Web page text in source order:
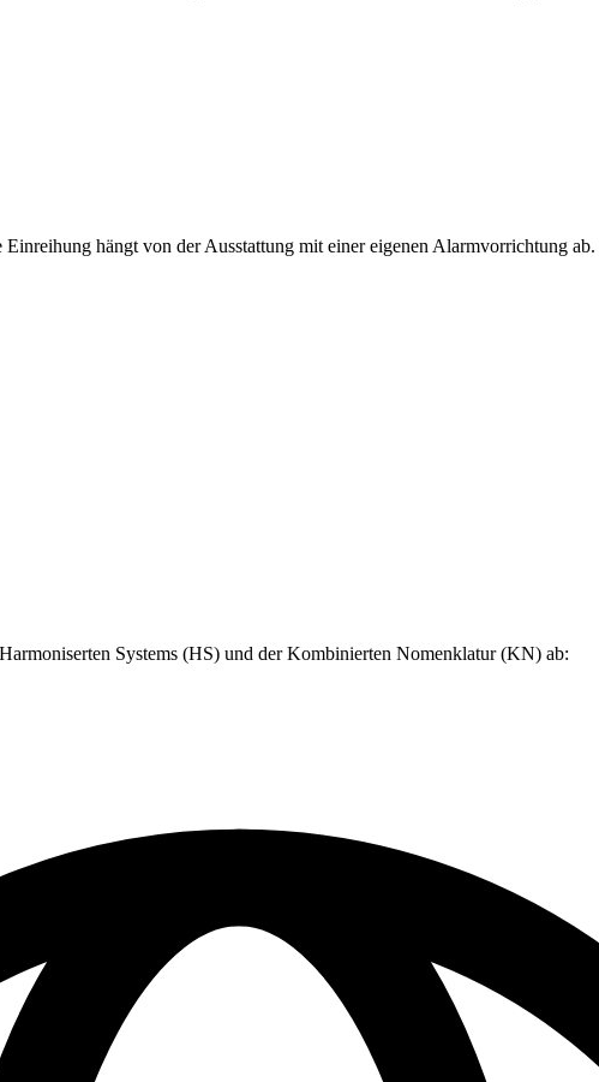
hängt von der Ausstattung mit einer eigenen Alarmvorrichtung
Systems (HS) und der Kombinierten Nomenklatur (KN) ab: